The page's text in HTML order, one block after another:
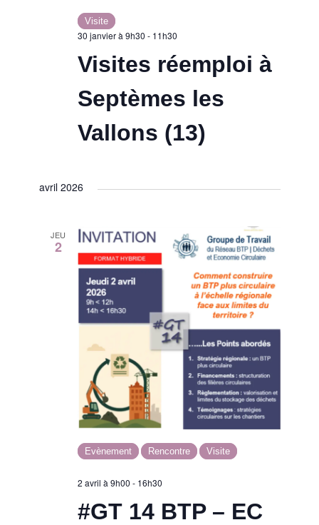
Visites réemploi à
Septèmes les
Vallons (13)
30 janvier à 9h30 - 11h30
Visite
avril 2026
JEU
2
#GT 14 BTP – EC
2 avril à 9h00 - 16h30
Evènement Rencontre Visite